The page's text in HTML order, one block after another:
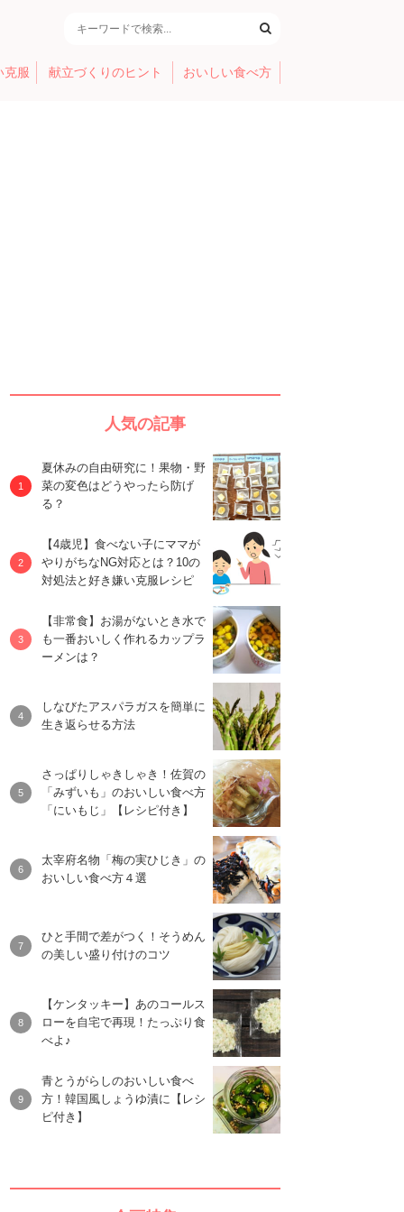
克服 献立づくりのヒント おいしい食べ方
人気の記事
夏休みの自由研究に！果物・野
菜の変色はどうやったら防げ
る？
【4歳児】食べない子にママが
やりがちなNG対応とは？10の
対処法と好き嫌い克服レシピ
【非常食】お湯がないとき水で
も一番おいしく作れるカップラ
ーメンは？
しなびたアスパラガスを簡単に
生き返らせる方法
さっぱりしゃきしゃき！佐賀の
「みずいも」のおいしい食べ方
「にいもじ」【レシピ付き】
太宰府名物「梅の実ひじき」の
おいしい食べ方４選
ひと手間で差がつく！そうめん
の美しい盛り付けのコツ
【ケンタッキー】あのコールス
ローを自宅で再現！たっぷり食
べよ♪
青とうがらしのおいしい食べ
方！韓国風しょうゆ漬に【レシ
ピ付き】